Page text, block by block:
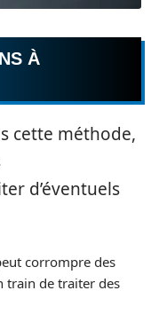
À
cette méthode,
d’éventuels
corrompre des
train de traiter des